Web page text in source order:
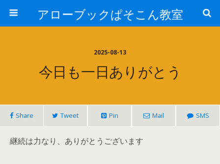
アローブックぱそこん教室
2025-08-13
今日も一日ありがとう
Share Tweet Pin Mail SMS
継続は力なり、ありがとうございます